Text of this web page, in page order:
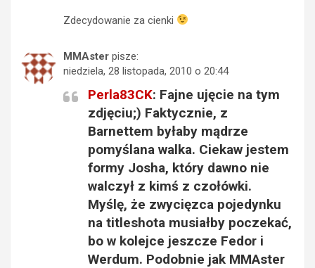
Zdecydowanie za cienki
MMAster pisze:
niedziela, 28 listopada, 2010 o 20:44
Perla83CK: Fajne ujęcie na tym
zdjęciu;) Faktycznie, z
Barnettem byłaby mądrze
pomyślana walka. Ciekaw jestem
formy Josha, który dawno nie
walczył z kimś z czołówki.
Myślę, że zwycięzca pojedynku
na titleshota musiałby poczekać,
bo w kolejce jeszcze Fedor i
Werdum. Podobnie jak MMAster